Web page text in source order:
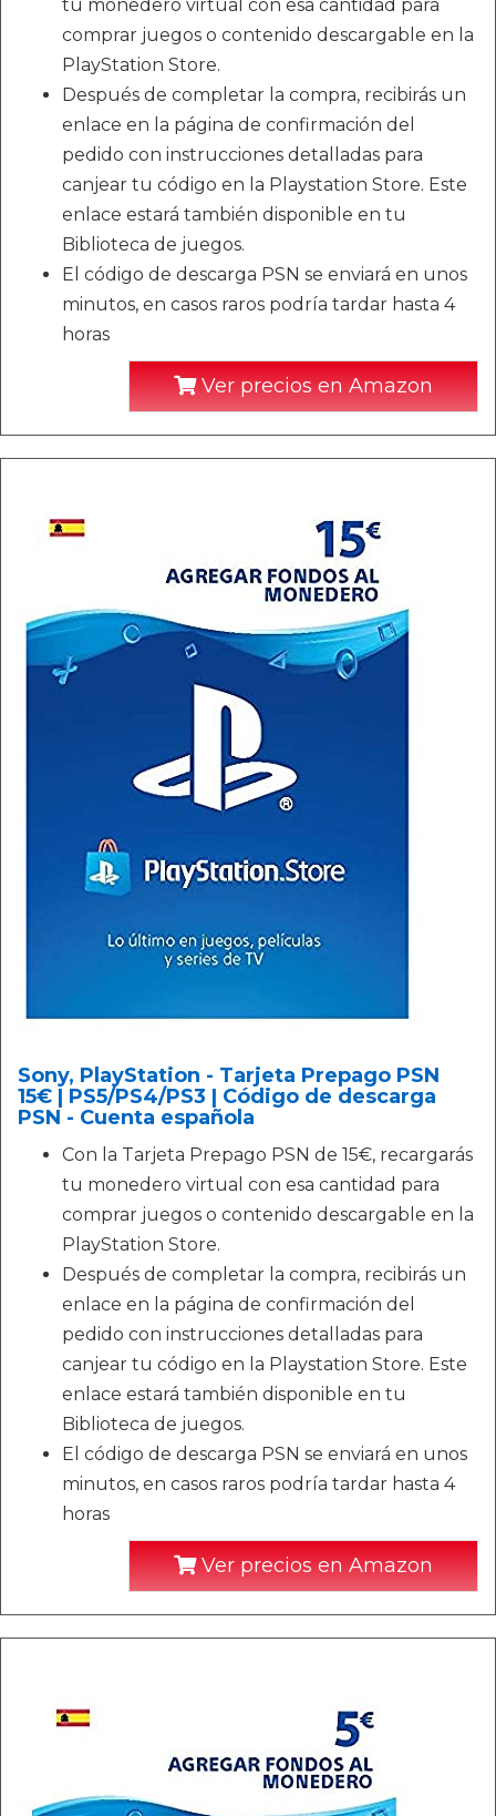
tu monedero virtual con esa cantidad para
comprar juegos o contenido descargable en la
PlayStation Store.
Después de completar la compra, recibirás un
enlace en la página de confirmación del
pedido con instrucciones detalladas para
canjear tu código en la Playstation Store. Este
enlace estará también disponible en tu
Biblioteca de juegos.
El código de descarga PSN se enviará en unos
minutos, en casos raros podría tardar hasta 4
horas
Ver precios en Amazon
Sony, PlayStation - Tarjeta Prepago PSN
15€ | PS5/PS4/PS3 | Código de descarga
PSN - Cuenta española
Con la Tarjeta Prepago PSN de 15€, recargarás
tu monedero virtual con esa cantidad para
comprar juegos o contenido descargable en la
PlayStation Store.
Después de completar la compra, recibirás un
enlace en la página de confirmación del
pedido con instrucciones detalladas para
canjear tu código en la Playstation Store. Este
enlace estará también disponible en tu
Biblioteca de juegos.
El código de descarga PSN se enviará en unos
minutos, en casos raros podría tardar hasta 4
horas
Ver precios en Amazon